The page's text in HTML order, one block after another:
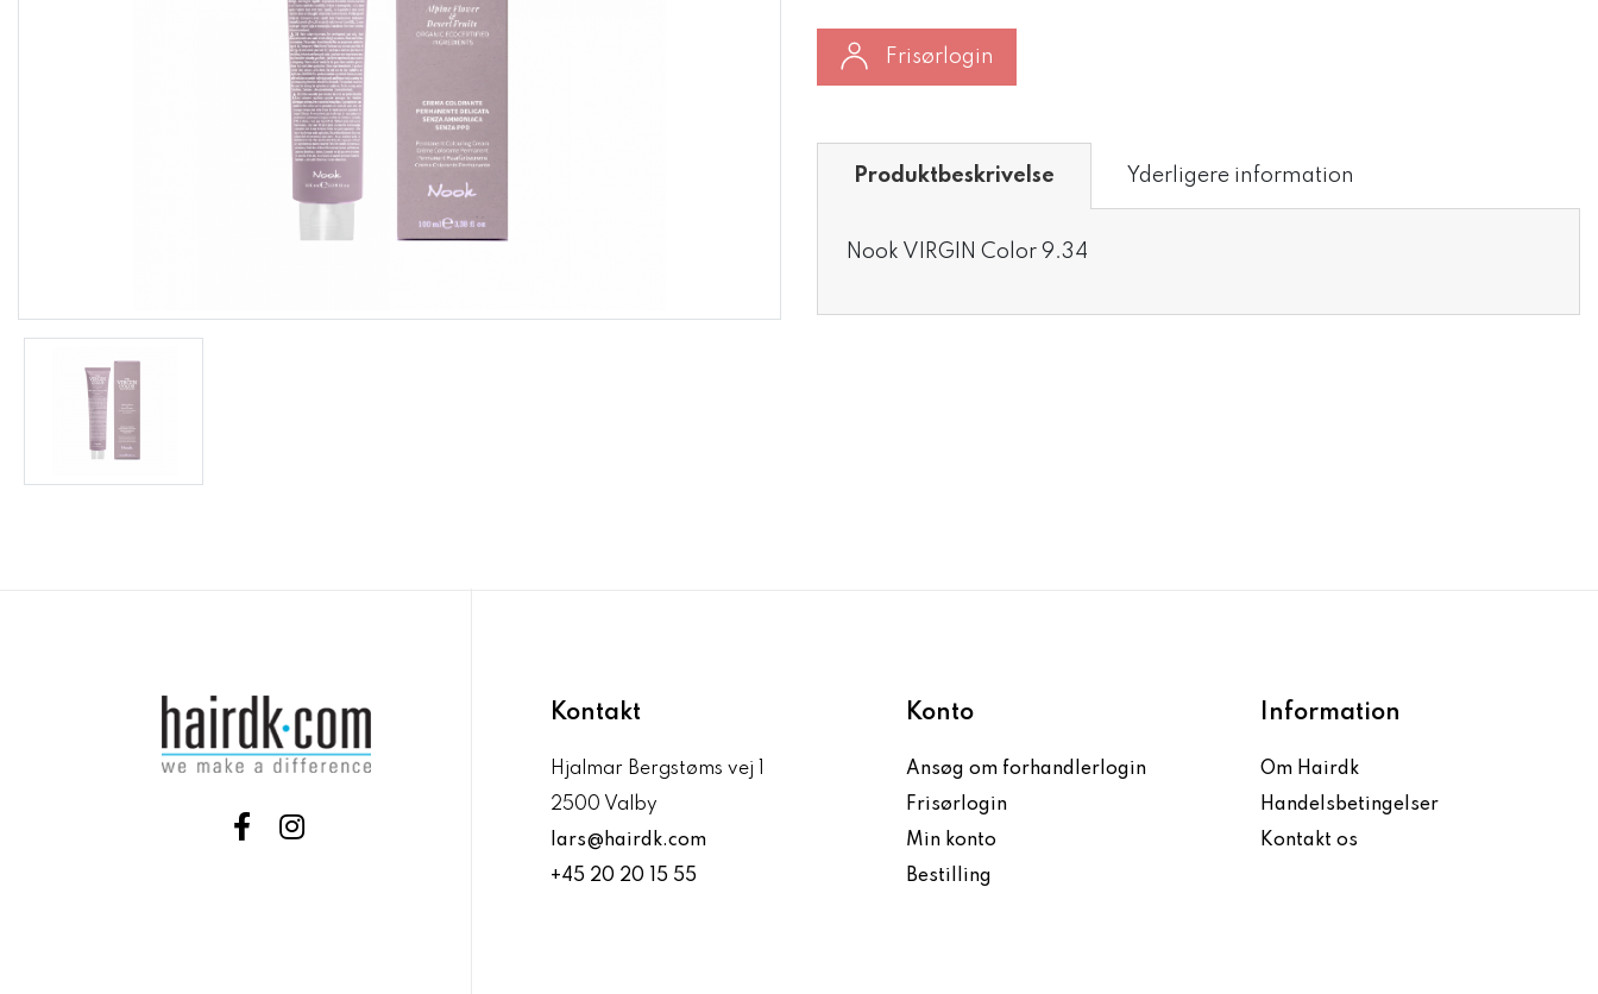
Frisørlogin
Produktbeskrivelse Yderligere information
Nook VIRGIN Color 9.34
Kontakt
Hjalmar Bergstøms vej 1
2500 Valby
lars@hairdk.com
+45 20 20 15 55
Konto
Ansøg om forhandlerlogin
Frisørlogin
Min konto
Bestilling
Information
Om Hairdk
Handelsbetingelser
Kontakt os